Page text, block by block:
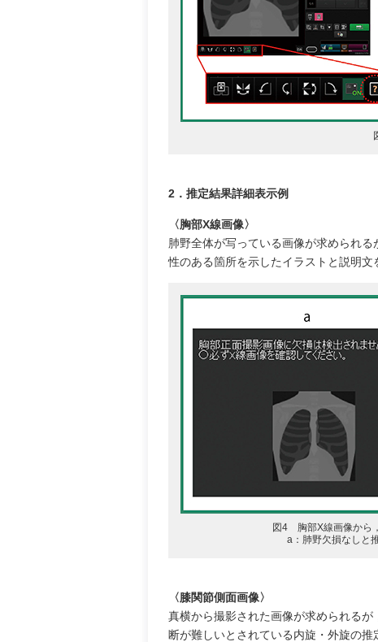
2．推定結果詳細表示例
〈胸部X線画像〉
肺野全体が写っている画像が求められ
性のある箇所を示したイラストと説明
図4 胸部X線画像から
a：肺野欠損なしと
〈膝関節側面画像〉
真横から撮影された画像が求められる
断が難しいとされている内旋・外旋の